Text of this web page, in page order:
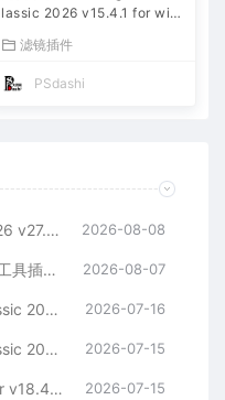
lassic 2026 v15.4.1 for win
安装包摄影后期照片图片编辑
滤镜插件
PSdashi
免费下载Adobe Photoshop 2026 v27.9.1 for MAC多国语言版正式中文最新PS软件激活一键安装包Ai智能修图设计师平面设计工具 2026-08-08
免费下载Win版最新中文PS增效工具插件Adobe Camera Raw 2026 ACR v18.5.0 摄影后期一键安装包预设Lrc照片文件文档格式打开处理编辑 2026-08-07
免费下载Adobe Lightroom Classic 2026 v15.4.1 for Mac多国语言版中文LrC软件激活安装包摄影后期照片图片编辑工具 2026-07-16
免费下载Adobe Lightroom Classic 2026 v15.4.1 for win多国语言版中文LrC软件激活安装包摄影后期照片图片编辑工具 2026-07-15
免费下载Adobe DNG Converter v18.4.1 for Mac多国语言中文版安装包图片RAW相机照片格式转换器Lrc数字负片PS插件软件工具 2026-07-15